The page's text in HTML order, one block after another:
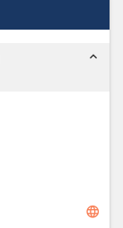
expand_less
language